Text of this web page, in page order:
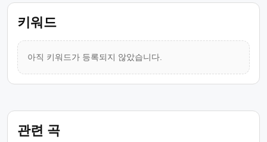
키워드
아직 키워드가 등록되지 않았습니다.
관련 곡